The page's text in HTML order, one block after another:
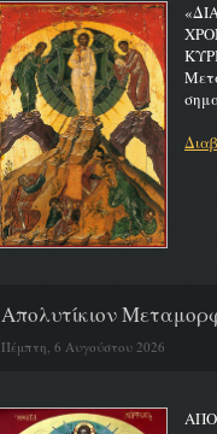
Απολυτίκιον
Πέμπτη, 6 Αυγούστου 2026